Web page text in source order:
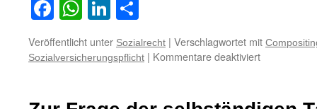
Facebook
WhatsApp
LinkedIn
Veröffentlicht unter Sozialrecht | Verschlagwortet mit
Sozialversicherungspflicht | Kommentare deaktiviertfür